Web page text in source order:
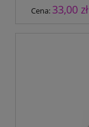
Cena: 33,00 zł